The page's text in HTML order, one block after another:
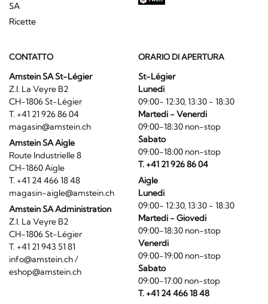
SA
Ricette
CONTATTO
Amstein SA St-Légier
Z.I. La Veyre B2
CH-1806 St-Légier
T. +41 21 926 86 04
magasin@amstein.ch
Amstein SA Aigle
Route Industrielle 8
CH-1860 Aigle
T. +41 24 466 18 48
magasin-aigle@amstein.ch
Amstein SA Administration
Z.I. La Veyre B2
CH-1806 St-Légier
T. +41 21 943 51 81
info@amstein.ch/
eshop@amstein.ch
ORARIO DI APERTURA
St-Légier
Lunedi
09:00- 12:30, 13:30 - 18:30
Martedi - Venerdi
09:00-18:30 non-stop
Sabato
09:00-18:00 non-stop
T. +41 21 926 86 04
Aigle
Lunedi
09:00- 12:30, 13:30 - 18:30
Martedi - Giovedi
09:00-18:30 non-stop
Venerdi
09:00-19:00 non-stop
Sabato
09:00-17:00 non-stop
T. +41 24 466 18 48